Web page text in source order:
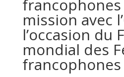
francophones
mission avec
l’occasion du
mondial des
francophones